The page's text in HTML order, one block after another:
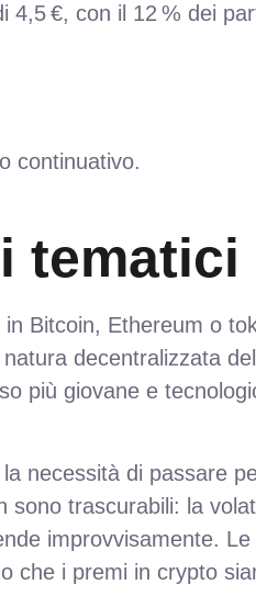
€, con il 12 % dei
continuativo.
tematici
Bitcoin, Ethereum o
decentralizzata
più giovane e
necessità di passare
sono trascurabili: la
improvvisamente. Le
che i premi in crypto